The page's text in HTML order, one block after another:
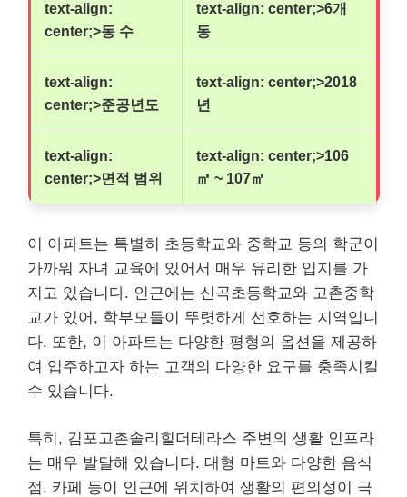
text-align:
center;>동 수
text-align: center;>6개
동
text-align:
center;>준공년도
text-align: center;>2018
년
text-align:
center;>면적 범위
text-align: center;>106
㎡ ~ 107㎡
이 아파트는 특별히 초등학교와 중학교 등의 학군이
가까워 자녀 교육에 있어서 매우 유리한 입지를 가
지고 있습니다. 인근에는 신곡초등학교와 고촌중학
교가 있어, 학부모들이 뚜렷하게 선호하는 지역입니
다. 또한, 이 아파트는 다양한 평형의 옵션을 제공하
여 입주하고자 하는 고객의 다양한 요구를 충족시킬
수 있습니다.
특히, 김포고촌솔리힐더테라스 주변의 생활 인프라
는 매우 발달해 있습니다. 대형 마트와 다양한 음식
점, 카페 등이 인근에 위치하여 생활의 편의성이 극